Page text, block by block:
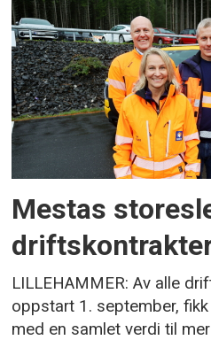
Mestas
LILLEHAMMER: Av alle
oppstart 1. september,
med en samlet verdi til